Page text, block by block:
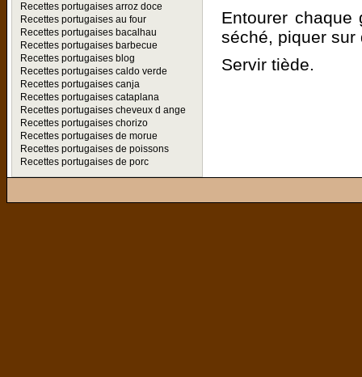
Recettes portugaises arroz doce
Recettes portugaises au four
Recettes portugaises bacalhau
Recettes portugaises barbecue
Recettes portugaises blog
Recettes portugaises caldo verde
Recettes portugaises canja
Recettes portugaises cataplana
Recettes portugaises cheveux d ange
Recettes portugaises chorizo
Recettes portugaises de morue
Recettes portugaises de poissons
Recettes portugaises de porc
Entourer
séché, piquer sur
Servir tiède.